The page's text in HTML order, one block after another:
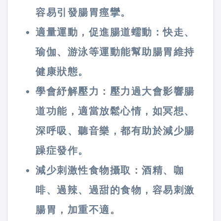
容易引發腸胃痙攣。
適量運動，促進腸道蠕動 ：快走、
瑜伽、游泳等運動能幫助腸胃維持
健康狀態。
學會紓解壓力 ：壓力過大會影響腸
道功能，適當放鬆心情，如冥想、
深呼吸、聽音樂，都有助於減少腸
躁症發作。
減少刺激性食物攝取 ：酒精、咖
啡、過辣、過甜的食物，容易刺激
腸胃，加重不適。